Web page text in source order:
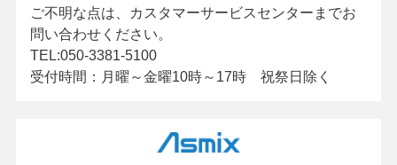
ご不明な点は、カスタマーサービスセンターまでお
問い合わせください。
TEL:050-3381-5100
受付時間：月曜～金曜10時～17時 祝祭日除く